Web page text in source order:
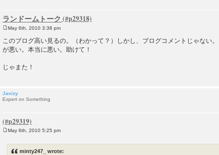
ランドームトーク
o
s
t
May 6th, 2010 3:38 pm
このブログ高い見るの。（わかって？）しかし、ブログコメントじゃな
が悪い。本当に悪い。助けて！
じゃまた！
Javizy
Expert on Something
May 6th, 2010 5:25 pm
minty247_ wrote: